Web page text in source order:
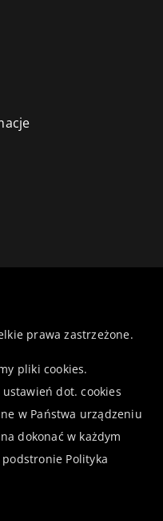
prawa zastrzeżone.
pliki cookies.
dot. cookies
w Państwa urządzeniu
dokonać w każdym
podstronie Polityka